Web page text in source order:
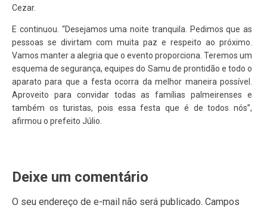
Cezar.
E continuou. “Desejamos uma noite tranquila. Pedimos que as
pessoas se divirtam com muita paz e respeito ao próximo.
Vamos manter a alegria que o evento proporciona. Teremos um
esquema de segurança, equipes do Samu de prontidão e todo o
aparato para que a festa ocorra da melhor maneira possível.
Aproveito para convidar todas as famílias palmeirenses e
também os turistas, pois essa festa que é de todos nós”,
afirmou o prefeito Júlio.
Deixe um comentário
O seu endereço de e-mail não será publicado. Campos